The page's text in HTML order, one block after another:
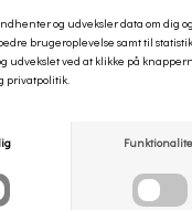
kvalitet og håndlavet finish.
sydeuropæisk elegance
stiletter – altid i eksklusive
Må ikke